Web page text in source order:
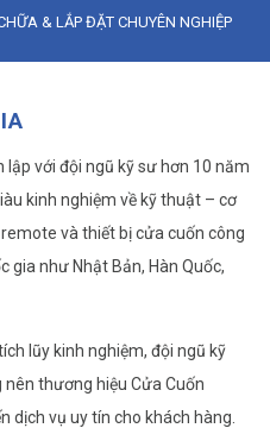
& LẮP ĐẶT CHUYÊN NGHIỆP
lập với đội ngũ kỹ sư hơn 10 năm
kinh nghiệm về kỹ thuật – cơ
và thiết bị cửa cuốn công
gia như Nhật Bản, Hàn Quốc,
lũy kinh nghiệm, đội ngũ kỹ
thương hiệu Cửa Cuốn
dịch vụ uy tín cho khách hàng.